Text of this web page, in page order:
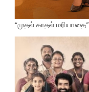
“முதல் காதல் மரியாதை”